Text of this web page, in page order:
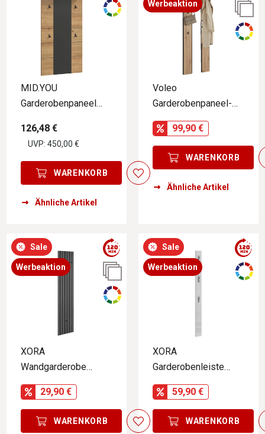
MID.YOU
Garderobenpaneel
126,48 €
UVP: 450,00 €
WARENKORB
Ähnliche Artikel
Werbeaktion
Voleo
Garderobenpaneel-
Set
99,90 €
WARENKORB
Ähnliche Artikel
Sale
Werbeaktion
XORA
Wandgarderobe
schmal GRACE
29,90 €
WARENKORB
Sale
Werbeaktion
XORA
Garderobenleiste
IDEA
59,90 €
WARENKORB